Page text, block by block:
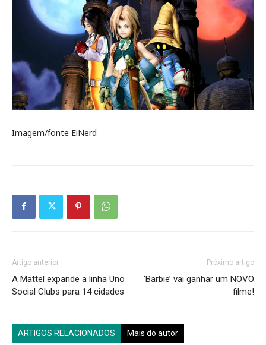
Imagem/fonte EiNerd
Artigo anterior
A Mattel expande a linha Uno
Social Clubs para 14 cidades
Próximo artigo
‘Barbie’ vai ganhar um NOVO
filme!
ARTIGOS RELACIONADOS Mais do autor